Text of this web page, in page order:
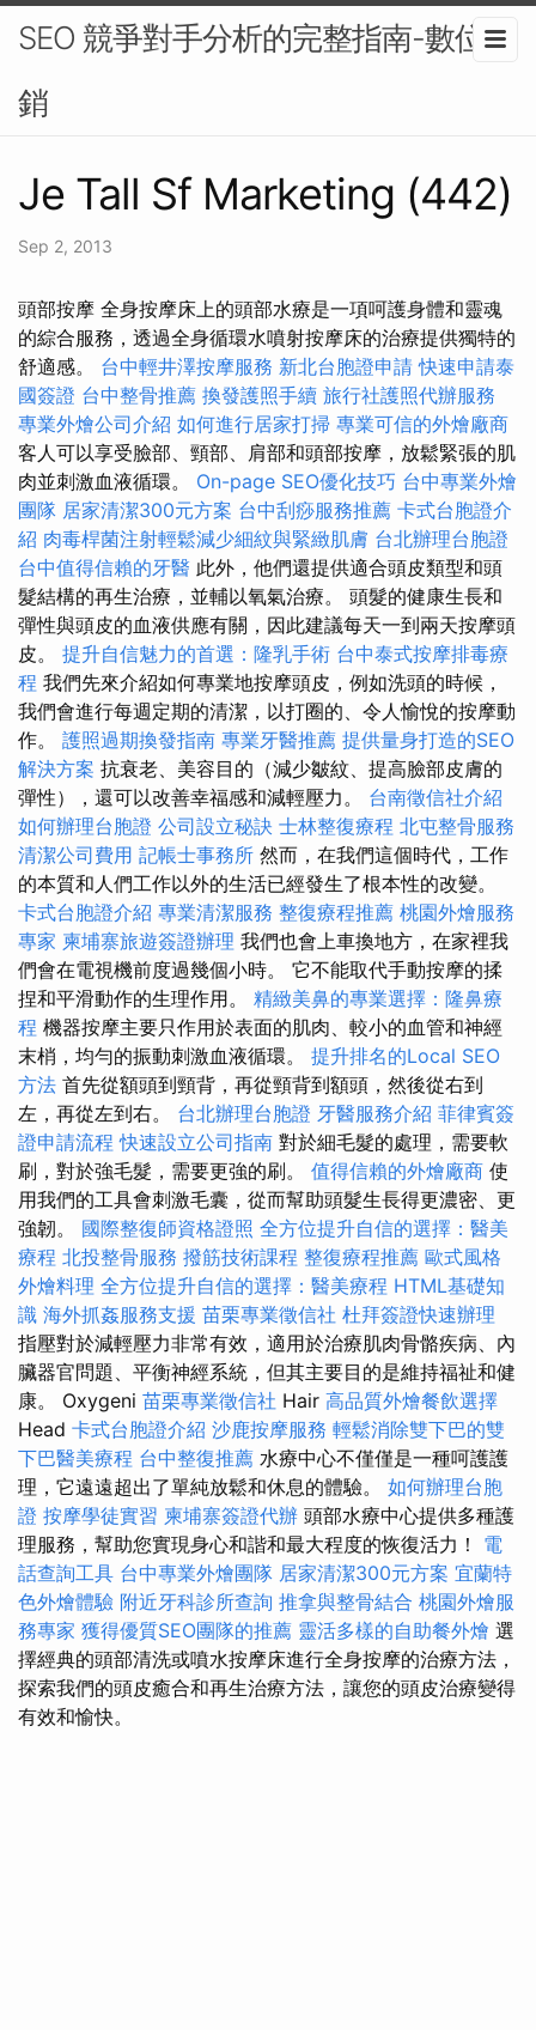
SEO 競爭對手分析的完整指南-數位行
銷
Je Tall Sf Marketing (442)
Sep 2, 2013
頭部按摩 全身按摩床上的頭部水療是一項呵護身體和靈魂
的綜合服務，透過全身循環水噴射按摩床的治療提供獨特的
舒適感。 台中輕井澤按摩服務 新北台胞證申請 快速申請泰
國簽證 台中整骨推薦 換發護照手續 旅行社護照代辦服務
專業外燴公司介紹 如何進行居家打掃 專業可信的外燴廠商
客人可以享受臉部、頸部、肩部和頭部按摩，放鬆緊張的肌
肉並刺激血液循環。 On-page SEO優化技巧 台中專業外燴
團隊 居家清潔300元方案 台中刮痧服務推薦 卡式台胞證介
紹 肉毒桿菌注射輕鬆減少細紋與緊緻肌膚 台北辦理台胞證
台中值得信賴的牙醫 此外，他們還提供適合頭皮類型和頭
髮結構的再生治療，並輔以氧氣治療。 頭髮的健康生長和
彈性與頭皮的血液供應有關，因此建議每天一到兩天按摩頭
皮。 提升自信魅力的首選：隆乳手術 台中泰式按摩排毒療
程 我們先來介紹如何專業地按摩頭皮，例如洗頭的時候，
我們會進行每週定期的清潔，以打圈的、令人愉悅的按摩動
作。 護照過期換發指南 專業牙醫推薦 提供量身打造的SEO
解決方案 抗衰老、美容目的（減少皺紋、提高臉部皮膚的
彈性），還可以改善幸福感和減輕壓力。 台南徵信社介紹
如何辦理台胞證 公司設立秘訣 士林整復療程 北屯整骨服務
清潔公司費用 記帳士事務所 然而，在我們這個時代，工作
的本質和人們工作以外的生活已經發生了根本性的改變。
卡式台胞證介紹 專業清潔服務 整復療程推薦 桃園外燴服務
專家 柬埔寨旅遊簽證辦理 我們也會上車換地方，在家裡我
們會在電視機前度過幾個小時。 它不能取代手動按摩的揉
捏和平滑動作的生理作用。 精緻美鼻的專業選擇：隆鼻療
程 機器按摩主要只作用於表面的肌肉、較小的血管和神經
末梢，均勻的振動刺激血液循環。 提升排名的Local SEO
方法 首先從額頭到頸背，再從頸背到額頭，然後從右到
左，再從左到右。 台北辦理台胞證 牙醫服務介紹 菲律賓簽
證申請流程 快速設立公司指南 對於細毛髮的處理，需要軟
刷，對於強毛髮，需要更強的刷。 值得信賴的外燴廠商 使
用我們的工具會刺激毛囊，從而幫助頭髮生長得更濃密、更
強韌。 國際整復師資格證照 全方位提升自信的選擇：醫美
療程 北投整骨服務 撥筋技術課程 整復療程推薦 歐式風格
外燴料理 全方位提升自信的選擇：醫美療程 HTML基礎知
識 海外抓姦服務支援 苗栗專業徵信社 杜拜簽證快速辦理
指壓對於減輕壓力非常有效，適用於治療肌肉骨骼疾病、內
臟器官問題、平衡神經系統，但其主要目的是維持福祉和健
康。 Oxygeni 苗栗專業徵信社 Hair 高品質外燴餐飲選擇
Head 卡式台胞證介紹 沙鹿按摩服務 輕鬆消除雙下巴的雙
下巴醫美療程 台中整復推薦 水療中心不僅僅是一種呵護護
理，它遠遠超出了單純放鬆和休息的體驗。 如何辦理台胞
證 按摩學徒實習 柬埔寨簽證代辦 頭部水療中心提供多種護
理服務，幫助您實現身心和諧和最大程度的恢復活力！ 電
話查詢工具 台中專業外燴團隊 居家清潔300元方案 宜蘭特
色外燴體驗 附近牙科診所查詢 推拿與整骨結合 桃園外燴服
務專家 獲得優質SEO團隊的推薦 靈活多樣的自助餐外燴 選
擇經典的頭部清洗或噴水按摩床進行全身按摩的治療方法，
探索我們的頭皮癒合和再生治療方法，讓您的頭皮治療變得
有效和愉快。